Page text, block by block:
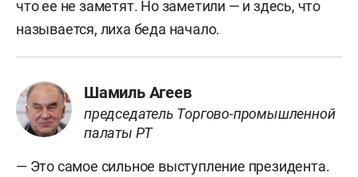
что ее не заметят. Но заметили — и здесь, что
называется, лиха беда начало.
Шамиль Агеев
председатель Торгово-промышленной
палаты РТ
— Это самое сильное выступление президента.